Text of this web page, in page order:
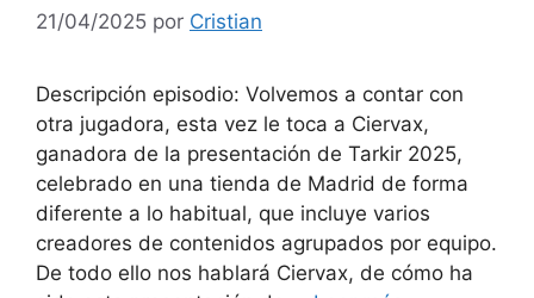
21/04/2025 por Cristian
Descripción episodio: Volvemos a contar con
otra jugadora, esta vez le toca a Ciervax,
ganadora de la presentación de Tarkir 2025,
celebrado en una tienda de Madrid de forma
diferente a lo habitual, que incluye varios
creadores de contenidos agrupados por equipo.
De todo ello nos hablará Ciervax, de cómo ha